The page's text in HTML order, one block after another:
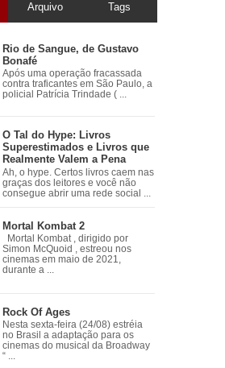
Arquivo Tags
Rio de Sangue, de Gustavo
Bonafé
Após uma operação fracassada
contra traficantes em São Paulo, a
policial Patrícia Trindade ( ...
O Tal do Hype: Livros
Superestimados e Livros que
Realmente Valem a Pena
Ah, o hype. Certos livros caem nas
graças dos leitores e você não
consegue abrir uma rede social ...
Mortal Kombat 2
Mortal Kombat , dirigido por
Simon McQuoid , estreou nos
cinemas em maio de 2021,
durante a ...
Rock Of Ages
Nesta sexta-feira (24/08) estréia
no Brasil a adaptação para os
cinemas do musical da Broadway
“ ...